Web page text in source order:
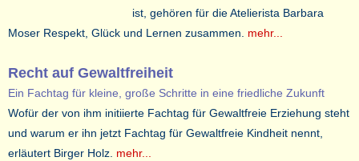
ist, gehören für die Atelierista Barbara
Moser Respekt, Glück und Lernen zusammen. mehr...
Recht auf Gewaltfreiheit
Ein Fachtag für kleine, große Schritte in eine friedliche Zukunft
Wofür der von ihm initiierte Fachtag für Gewaltfreie Erziehung steht
und warum er ihn jetzt Fachtag für Gewaltfreie Kindheit nennt,
erläutert Birger Holz. mehr...